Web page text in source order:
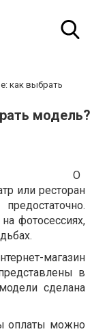
как выбрать
модель?
О
или ресторан
фотосессиях,
магазин
в
сделана
оплаты можно